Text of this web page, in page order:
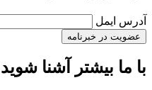
آدرس ایمل
با ما بیشتر آشنا شوید